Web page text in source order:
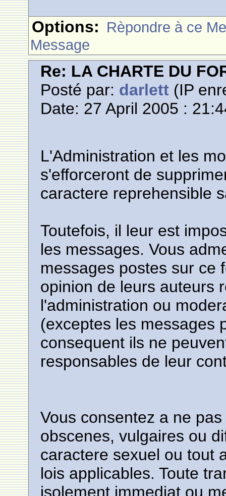
Options: Rèpondre à ce
Message
Re: LA CHARTE DU
Posté par: darlett (IP
Date: 27 April 2005 :
L'Administration et les
s'efforceront de
caractere reprehensible
Toutefois, il leur est
les messages. Vous
messages postes sur ce
opinion de leurs auteurs
l'administration ou
(exceptes les messages
consequent ils ne
responsables de leur
Vous consentez a ne
obscenes, vulgaires ou
caractere sexuel ou tout
lois applicables. Toute
isolement immediat ou